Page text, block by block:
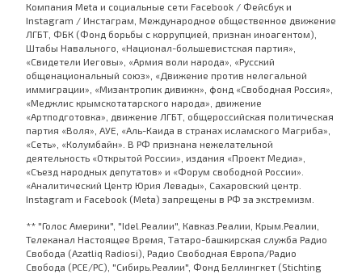
Компания Meta и социальные сети Facebook / Фейсбук и
Instagram / Инстаграм, Международное общественное движение
ЛГБТ, ФБК (Фонд борьбы с коррупцией, признан иноагентом),
Штабы Навального, «Национал-большевистская партия»,
«Свидетели Иеговы», «Армия воли народа», «Русский
общенациональный союз», «Движение против нелегальной
иммиграции», «Мизантропик дивижн», фонд «Свободная Россия»,
«Меджлис крымскотатарского народа», движение
«Артподготовка», движение ЛГБТ, общероссийская политическая
партия «Воля», АУЕ, «Аль-Каида в странах исламского Магриба»,
«Сеть», «Колумбайн». В РФ признана нежелательной
деятельность «Открытой России», издания «Проект Медиа»,
«Съезд народных депутатов» и «Форум свободной России».
«Аналитический Центр Юрия Левады», Сахаровский центр.
Instagram и Facebook (Metа) запрещены в РФ за экстремизм.
** "Голос Америки", "Idel.Реалии", Кавказ.Реалии, Крым.Реалии,
Телеканал Настоящее Время, Татаро-башкирская служба Радио
Свобода (Azatliq Radiosi), Радио Свободная Европа/Радио
Свобода (PCE/PC), "Сибирь.Реалии", Фонд Беллингкет (Stichting